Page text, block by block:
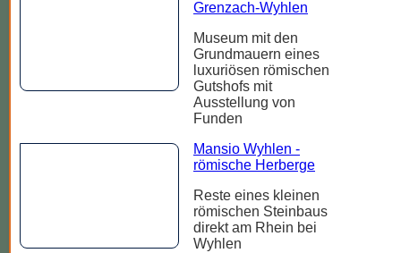
Grenzach-Wyhlen
Museum mit den
Grundmauern eines
luxuriösen römischen
Gutshofs mit
Ausstellung von
Funden
Mansio Wyhlen -
römische Herberge
Reste eines kleinen
römischen Steinbaus
direkt am Rhein bei
Wyhlen